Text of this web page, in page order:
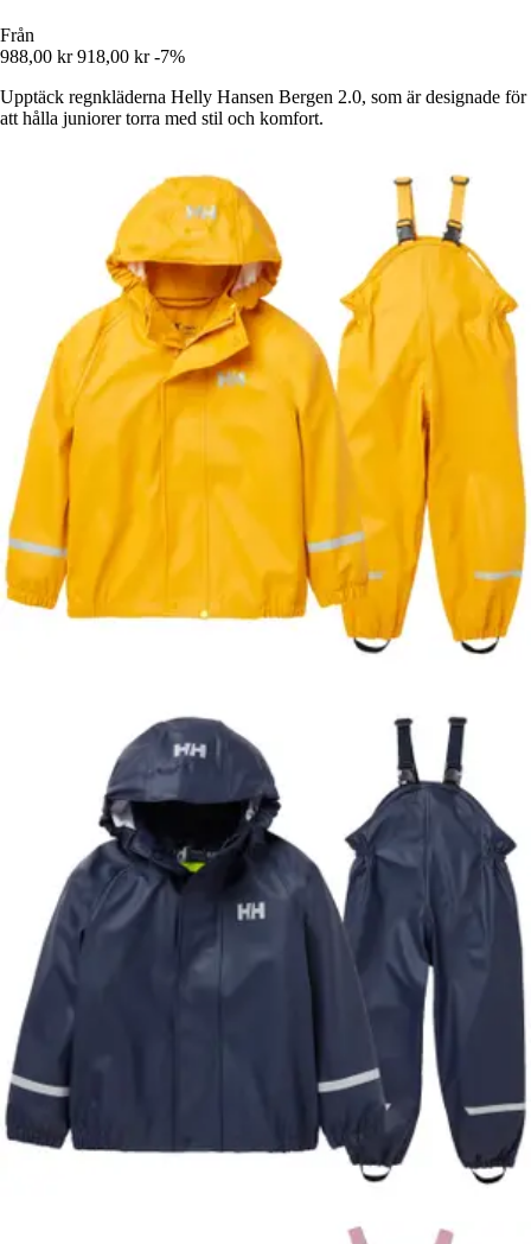
Från
988,00 kr 918,00 kr -7%
Upptäck regnkläderna Helly Hansen Bergen 2.0, som är designade för
att hålla juniorer torra med stil och komfort.